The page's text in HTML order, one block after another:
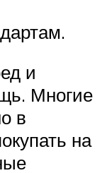
и
Многие
в
на